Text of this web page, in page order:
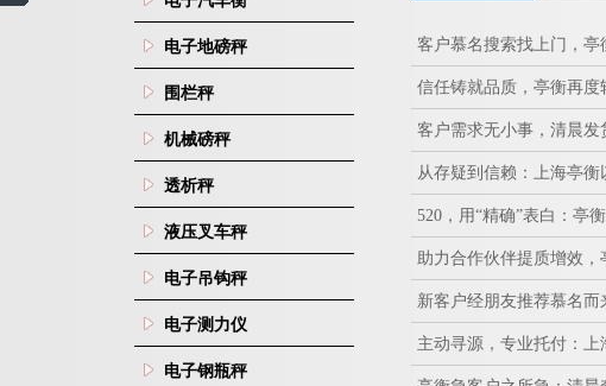
电子地磅秤
围栏秤
机械磅秤
透析秤
液压叉车秤
电子吊钩秤
电子测力仪
电子钢瓶秤
客户慕名搜索找上门，
信任铸就品质，亭衡再
客户需求无小事，清晨
从存疑到信赖：上海亭
520，用“精确”表白：亭
助力合作伙伴提质增效
新客户经朋友推荐慕名
主动寻源，专业托付：